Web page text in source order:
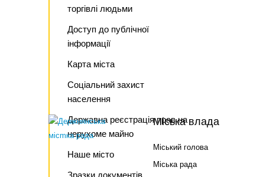
торгівлі людьми
Доступ до публічної
інформації
Карта міста
Соціальний захист
населення
Державна реєстрація прав на
нерухоме майно
Наше місто
Зразки документів
Міська влада
Міський голова
Міська рада